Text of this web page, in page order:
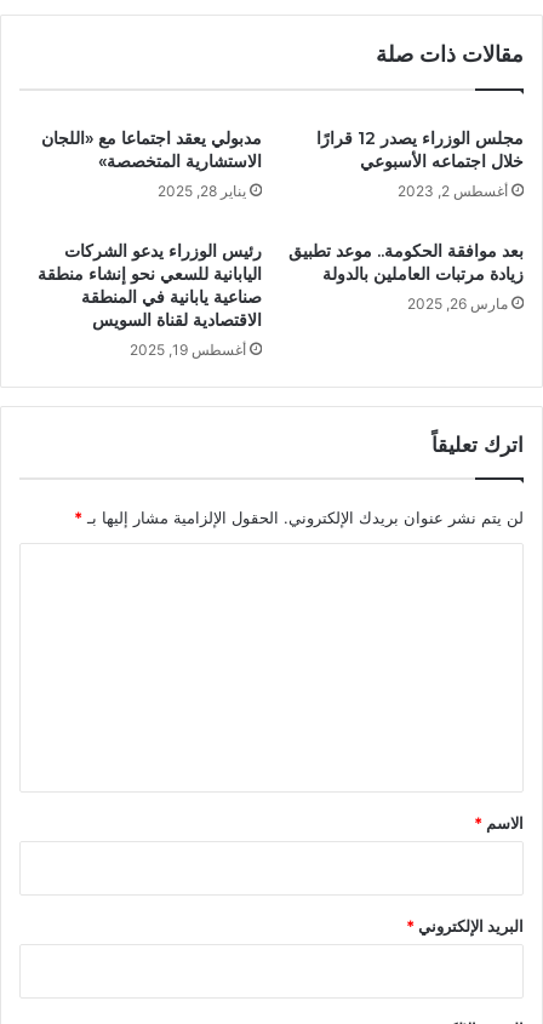
مقالات ذات صلة
مجلس الوزراء يصدر 12 قرارًا
خلال اجتماعه الأسبوعي
أغسطس 2, 2023
مدبولي يعقد اجتماعا مع «اللجان
الاستشارية المتخصصة»
يناير 28, 2025
بعد موافقة الحكومة.. موعد تطبيق
زيادة مرتبات العاملين بالدولة
مارس 26, 2025
رئيس الوزراء يدعو الشركات
اليابانية للسعي نحو إنشاء منطقة
صناعية يابانية في المنطقة
الاقتصادية لقناة السويس
أغسطس 19, 2025
اترك تعليقاً
لن يتم نشر عنوان بريدك الإلكتروني. الحقول الإلزامية مشار إليها بـ *
*
الاسم *
البريد الإلكتروني*